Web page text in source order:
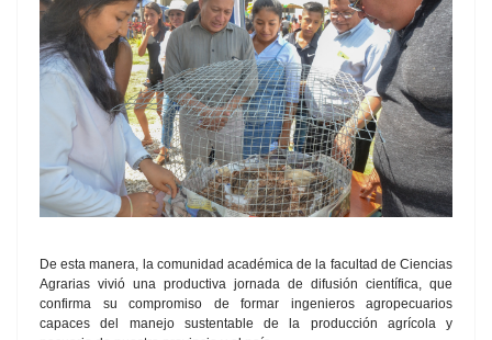
De esta manera, la comunidad académica de la facultad de Ciencias
Agrarias vivió una productiva jornada de difusión científica, que
confirma su compromiso de formar ingenieros agropecuarios
capaces del manejo sustentable de la producción agrícola y